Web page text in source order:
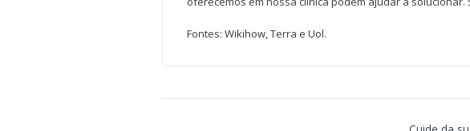
Fontes: Wikihow, Terra e Uol.